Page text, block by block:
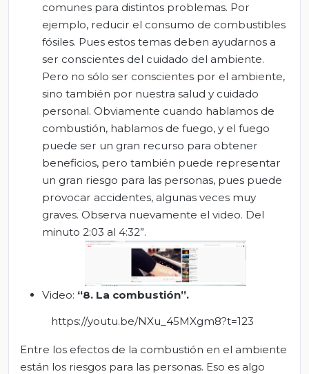
comunes para distintos problemas. Por
ejemplo, reducir el consumo de combustibles
fósiles. Pues estos temas deben ayudarnos a
ser conscientes del cuidado del ambiente.
Pero no sólo ser conscientes por el ambiente,
sino también por nuestra salud y cuidado
personal. Obviamente cuando hablamos de
combustión, hablamos de fuego, y el fuego
puede ser un gran recurso para obtener
beneficios, pero también puede representar
un gran riesgo para las personas, pues puede
provocar accidentes, algunas veces muy
graves. Observa nuevamente el video. Del
minuto 2:03 al 4:32”.
Video: “8. La combustión”.
https://youtu.be/NXu_45MXgm8?t=123
Entre los efectos de la combustión en el ambiente
están los riesgos para las personas. Eso es algo